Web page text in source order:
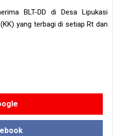
BLT-DD di Desa Lipukasi
yang terbagi di setiap Rt dan